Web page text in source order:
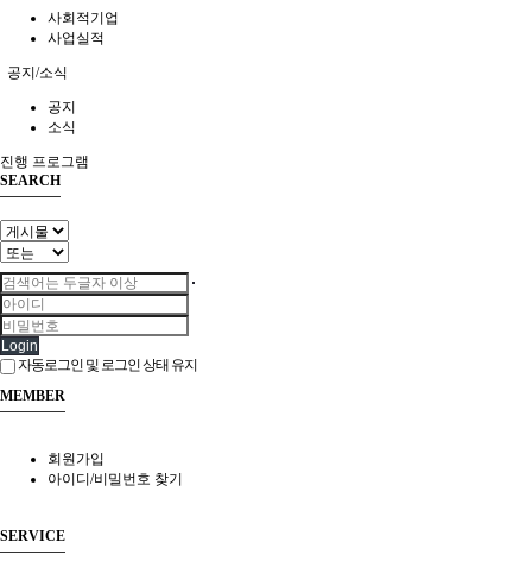
사회적기업
사업실적
공지/소식
공지
소식
진행 프로그램
SEARCH
Login
자동로그인 및 로그인 상태 유지
MEMBER
회원가입
아이디/비밀번호 찾기
SERVICE